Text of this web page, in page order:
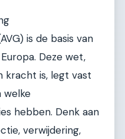
is de basis van
Deze wet,
kracht is, legt vast
welke
hebben. Denk aan
verwijdering,